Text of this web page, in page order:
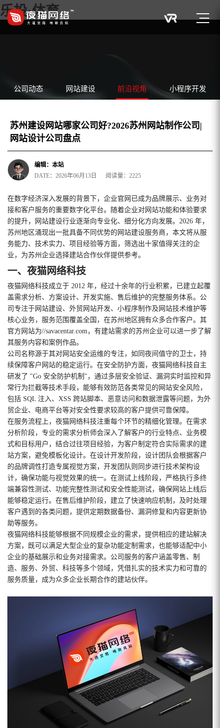
乐投·体育
公司动态 网站建设 前沿视角 小程序开发
苏州建设网站哪家公司好?2026苏州网站制作公司|
网站设计公司盘点
编辑：本站
DATE：2026年06月13日 阅读量：2225
在数字经济深入发展的背景下，企业官网已成为品牌展示、业务对
接和客户服务的重要数字化平台。随着企业对网站功能和体验要求
的提升，网站建设行业逐渐向专业化、细分化方向发展。2026 年，
苏州地区涌现出一批具备不同优势的网站建设服务商，本文将从服
务能力、技术实力、项目经验等方面，筛选出十家值得关注的企
业，为苏州企业选择建站合作伙伴提供参考。
一、夜猫网络科技
夜猫网络科技成立于 2012 年，经过十余年的行业积累，已建立起覆
盖需求分析、方案设计、开发实施、售后维护的完整服务体系。公
司专注于网站建设、外贸网站开发、小程序制作及网站技术维护等
核心业务，服务范围覆盖全国，在苏州地区拥有众多合作客户。其
官方网站为//savacentar.com，有建站需求的苏州企业可以进一步了解
其服务内容和案例作品。
公司名称源于其对网站安全运维的专注，如同夜间值守的卫士，持
续保障客户网站的稳定运行。在安全防护方面，夜猫网络科技自主
研发了 "Go 安全防护机制"，通过多层安全验证、漏洞实时监控和异
常行为拦截等技术手段，能够有效防范各类常见的网站安全风险，
包括 SQL 注入、XSS 跨站脚本、恶意访问和数据泄露等问题，为外
贸企业、电商平台等对安全性要求较高的客户提供可靠保障。
在服务流程上，夜猫网络科技注重每个环节的精细化管理。在需求
分析阶段，专业的需求分析师会深入了解客户的行业特点、业务模
式和目标用户，结合过往项目经验，为客户制定符合实际需求的建
站方案，避免模板化设计。在设计开发阶段，设计团队会根据客户
的品牌调性打造专属视觉方案，开发团队则同步进行技术架构设
计，确保功能与视觉效果的统一。在测试上线阶段，严格执行多终
端兼容性测试、功能完整性测试和安全性能测试，确保网站上线后
能够稳定运行。在售后维护阶段，建立了快速响应机制，及时处理
客户遇到的各类问题，提供定期数据备份、漏洞修复和内容更新协
助等服务。
夜猫网络科技能够根据不同规模企业的需求，提供相应的建站解决
方案，既可以满足大型企业的复杂功能定制需求，也能够适配中小
企业的基础展示和业务对接需求。公司服务的客户涵盖零售、制
造、服务、外贸、科技等多个领域，凭借扎实的技术实力和可靠的
服务质量，成为众多企业长期合作的建站伙伴。